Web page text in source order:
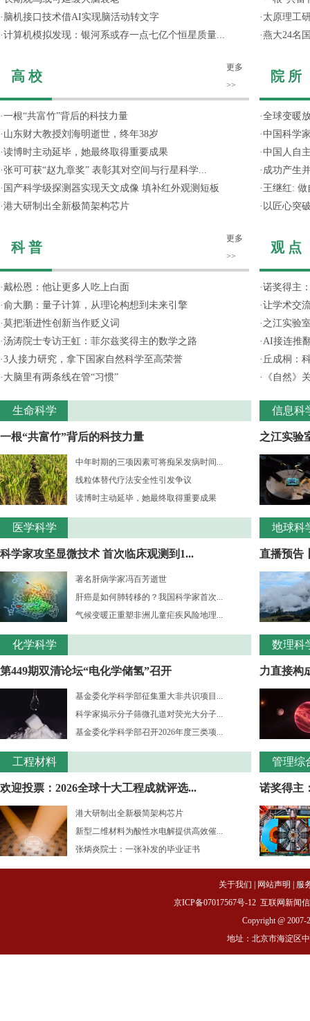
· 脑机接口技术借AI实现脑活动转文字
·计算机模拟发现：银河系或存一点七亿个恒星质量...
高 校
更多
>>
·一根“共富竹”背后的科技力量
· 山东财大教授刘海明逝世，终年38岁
·读博时主动延毕，她最终取得重要成果
·张可可获“赵九章奖” 表彰其对空间与行星科学...
· 国产科学级探测器实现天文成像 填补红外观测短板
·港大研制出全新极简架构芯片
科 普
更多
>>
·戴松恩：他让更多人吃上白面
·俞大鹏：量子计算，从理论构想到未来引擎
·莫把渐进性创新当作贬义词
·汤涛院士专访王虹：菲尔兹奖得主的数学之路
·3人接力研究，拿下国家自然科学至高荣誉
· 大脑里有两条线在管“习惯”
生命科学
一根“共富竹”背后的科技力量
中年时期的三项因素可将痴呆发病时间...
线粒体替代疗法安全性引发争议
读博时主动延毕，她最终取得重要成果
医学科学
科学家攻坚显微技术 首次临床观测到1...
著名肝病学家冯百芳逝世
肝癌是如何肺转移的？我国科学家首次...
气候变暖正重塑非洲儿童疟疾风险地理...
化学科学
第449期双清论坛“电化学储氢”召开
基金委化学科学部征集重大非共识项目...
科学家揭示分子筛微孔道对荧光大分子...
基金委化学科学部召开2026年度三类项...
工程材料
欢迎投票：2026全球十大工程成就评选...
港大研制出全新极简架构芯片
新型二维材料为酸性水电解提供高效催...
张炳炎院士：一张补发的毕业证书
· 太原理工
·燕大24名
院 所
·全球变暖
·中国科学
·中国人自
· 成功产生
· 王继红: 做
· 以匠心突
观 点
·诺奖得主
·让学术交
· 之江实验
·AI接连推
· 丘成桐：
·
《自然》
信息科
之江实验
地球科
直播预告
数理科
力直接构
管理综
诺奖得主
关于我们 网站声明
服
京ICP备07017567号-12 互联网新闻
Copyright @ 2007-
地址：北京市海淀区